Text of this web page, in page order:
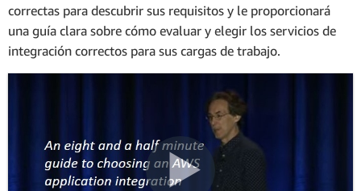
correctas para descubrir sus requisitos y le proporcionará
una guía clara sobre cómo evaluar y elegir los servicios de
integración correctos para sus cargas de trabajo.